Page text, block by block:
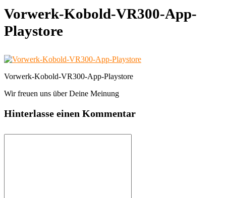
Vorwerk-Kobold-VR300-App-
Playstore
Vorwerk-Kobold-VR300-App-Playstore
Wir freuen uns über Deine Meinung
Hinterlasse einen Kommentar